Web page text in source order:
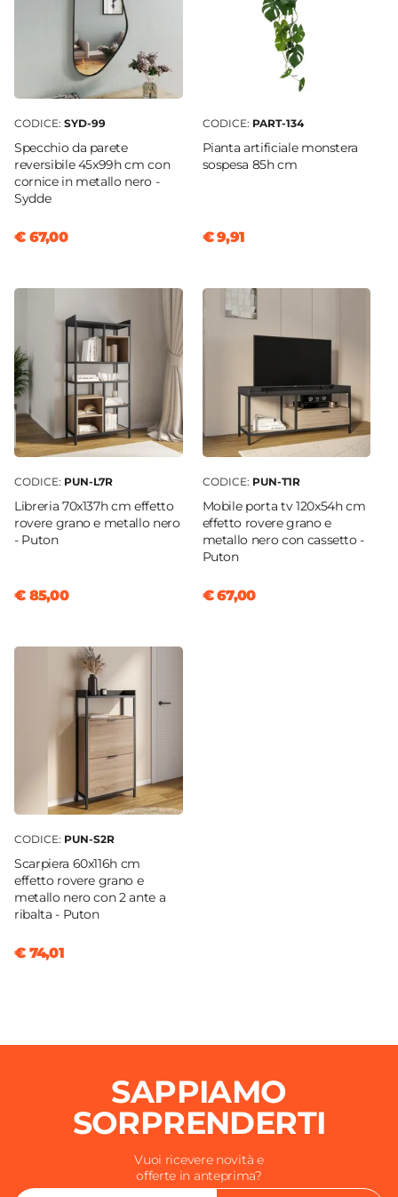
CODICE: SYD-99
Specchio da parete
reversibile 45x99h cm con
cornice in metallo nero -
Sydde
€ 67,00
CODICE: PART-134
Pianta artificiale monstera
sospesa 85h cm
€ 9,91
CODICE: PUN-L7R
Libreria 70x137h cm effetto
rovere grano e metallo nero
- Puton
€ 85,00
CODICE: PUN-T1R
Mobile porta tv 120x54h cm
effetto rovere grano e
metallo nero con cassetto -
Puton
€ 67,00
CODICE: PUN-S2R
Scarpiera 60x116h cm
effetto rovere grano e
metallo nero con 2 ante a
ribalta - Puton
€ 74,01
SAPPIAMO
SORPRENDERTI
Vuoi ricevere novità e
offerte in anteprima?